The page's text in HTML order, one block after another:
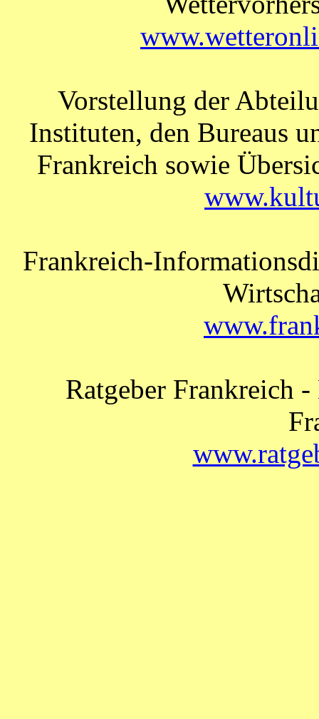
Vorstellung der
Instituten, den Bureaus
Frankreich sowie
Frankreich-
Ratgeber Frankreich